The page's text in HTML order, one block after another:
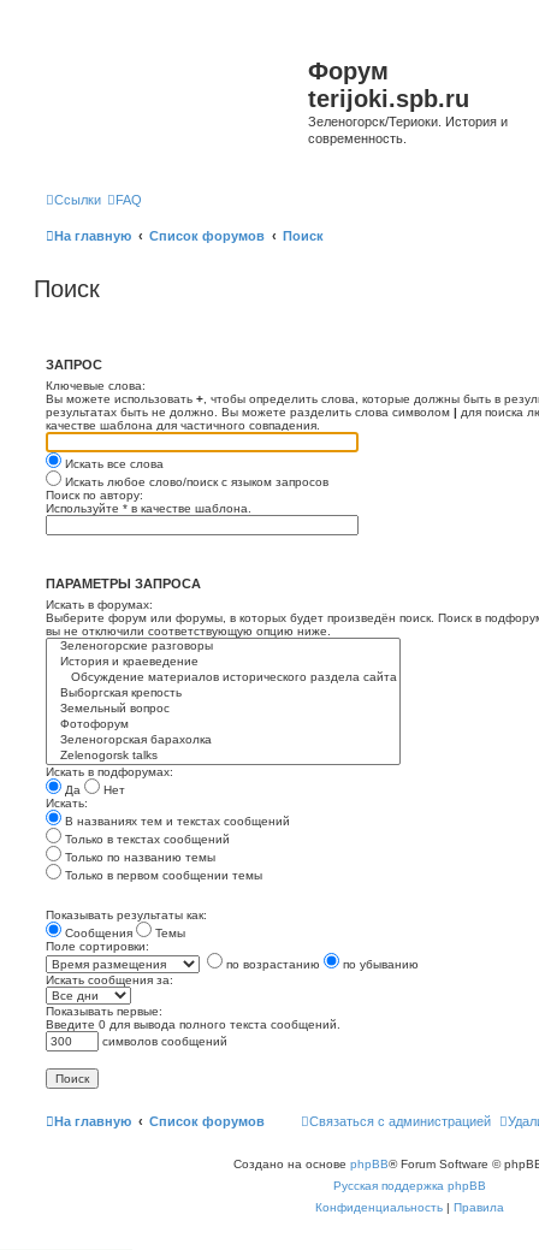
Форум
terijoki.spb.ru
Зеленогорск/Териоки. История и
современность.
Ссылки FAQ
На главную Список форумов Поиск
Поиск
ЗАПРОС
Ключевые слова:
Вы можете использовать + , чтобы определить слова, которые должны быть в
результатах быть не должно. Вы можете разделить слова символом | для поиска
качестве шаблона для частичного совпадения.
Искать все слова
Искать любое слово/поиск с языком запросов
Поиск по автору:
Используйте * в качестве шаблона.
ПАРАМЕТРЫ ЗАПРОСА
Искать в форумах:
Выберите форум или форумы, в которых будет произведён поиск. Поиск в
вы не отключили соответствующую опцию ниже.
Искать в подфорумах:
Да
Нет
Искать:
В названиях тем и текстах сообщений
Только в текстах сообщений
Только по названию темы
Только в первом сообщении темы
Показывать результаты как:
Сообщения
Темы
Поле сортировки:
по возрастанию
по убыванию
Искать сообщения за:
Показывать первые:
Введите 0 для вывода полного текста сообщений.
символов сообщений
На главную Список форумов Связаться с администрацией
Создано на основе phpBB® Forum Software ©
Русская поддержка phpBB
Конфиденциальность | Правила